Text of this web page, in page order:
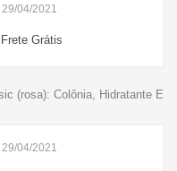
29/04/2021
Grátis
(rosa): Colônia, Hidratante E
04/2021